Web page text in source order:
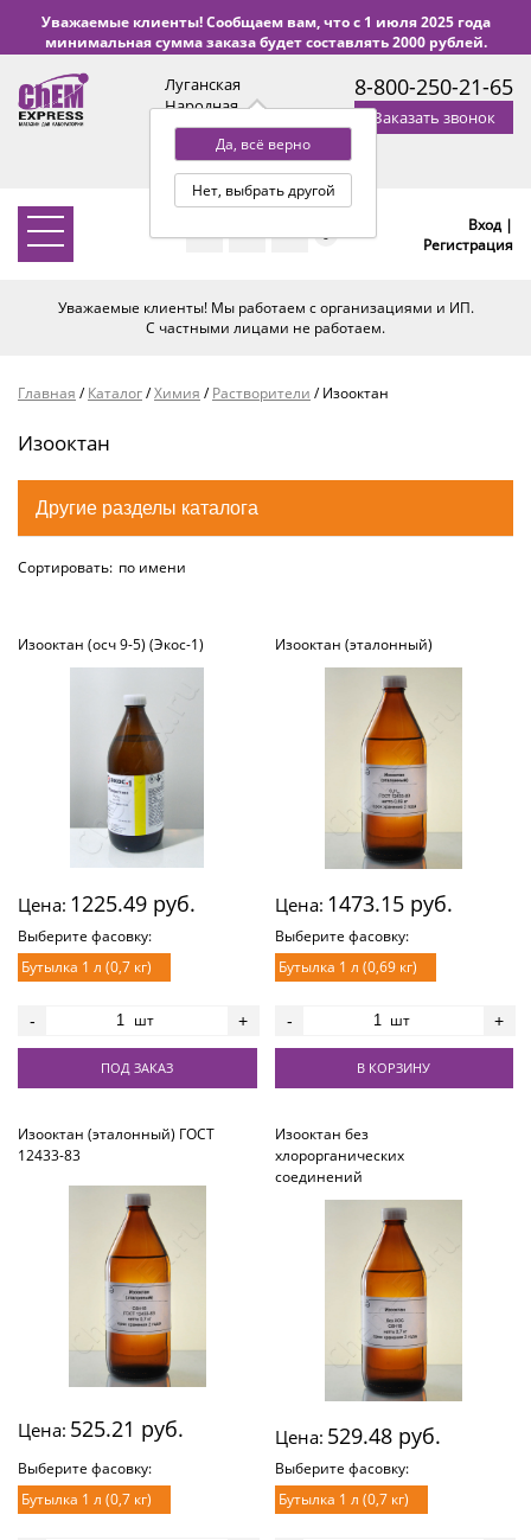
Уважаемые клиенты! Сообщаем вам, что с 1 июля 2025 года
минимальная сумма заказа будет составлять 2000 рублей.
Луганская
Народная
Республика
Да, всё верно
Нет, выбрать другой
с 9:00 до 18:00 по Уфе
(+2 МСК)
8-800-250-21-65
Заказать звонок
0
Вход |
Регистрация
Уважаемые клиенты! Мы работаем с организациями и ИП.
С частными лицами не работаем.
Главная /Каталог/Химия /Растворители /Изооктан
Изооктан
Другие разделы каталога
Сортировать: по имени
Изооктан (осч 9-5) (Экос-1)
Цена: 1225.49 руб.
Выберите фасовку:
Бутылка 1 л (0,7 кг)
- шт +
ПОД ЗАКАЗ
Изооктан (эталонный)
Цена: 1473.15 руб.
Выберите фасовку:
Бутылка 1 л (0,69 кг)
- шт +
В КОРЗИНУ
Изооктан (эталонный) ГОСТ
12433-83
Цена: 525.21 руб.
Выберите фасовку:
Бутылка 1 л (0,7 кг)
Изооктан без
хлорорганических
соединений
Цена: 529.48 руб.
Выберите фасовку:
Бутылка 1 л (0,7 кг)